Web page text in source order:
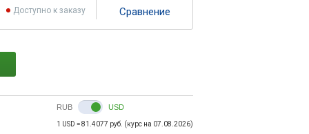
Доступно к заказу Cравнение
RUB USD
1 USD = 81.4077 руб. (курс на 07.08.2026)